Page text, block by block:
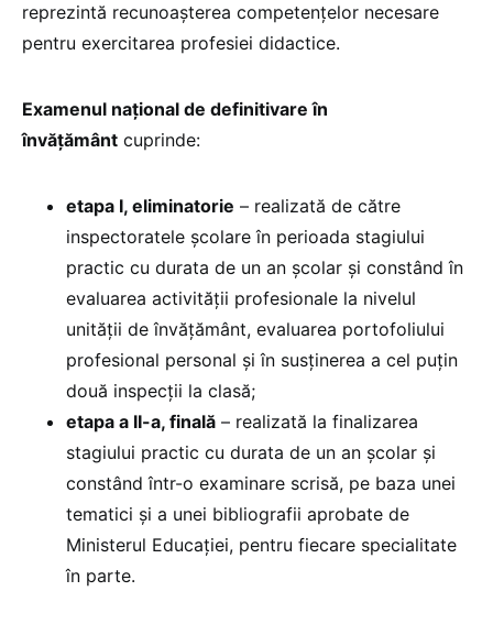
reprezintă recunoașterea competențelor necesare
pentru exercitarea profesiei didactice.
Examenul naţional de definitivare în
învăţământ cuprinde:
etapa I, eliminatorie – realizată de către
inspectoratele şcolare în perioada stagiului
practic cu durata de un an şcolar şi constând în
evaluarea activităţii profesionale la nivelul
unităţii de învăţământ, evaluarea portofoliului
profesional personal şi în susţinerea a cel puţin
două inspecţii la clasă;
etapa a II-a, finală – realizată la finalizarea
stagiului practic cu durata de un an şcolar şi
constând într-o examinare scrisă, pe baza unei
tematici şi a unei bibliografii aprobate de
Ministerul Educaţiei, pentru fiecare specialitate
în parte.